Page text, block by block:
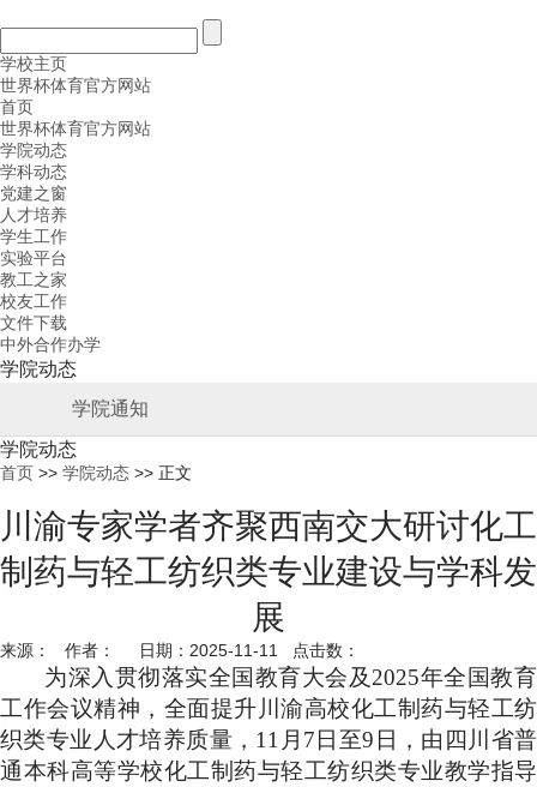
学校主页
世界杯体育官方网站
首页
世界杯体育官方网站
学院动态
学科动态
党建之窗
人才培养
学生工作
实验平台
教工之家
校友工作
文件下载
中外合作办学
学院动态
学院通知
学院动态
首页 >> 学院动态 >> 正文
川渝专家学者齐聚西南交大研讨化工
制药与轻工纺织类专业建设与学科发
展
来源： 作者： 日期：2025-11-11 点击数：
为深入贯彻落实全国教育大会及2025年全国教育
工作会议精神，全面提升川渝高校化工制药与轻工纺
织类专业人才培养质量，11月7日至9日，由四川省普
通本科高等学校化工制药与轻工纺织类专业教学指导